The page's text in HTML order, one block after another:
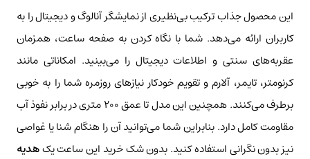
این محصول جذاب ترکیب بی‌نظیری از نمایشگر آنالوگ و دیجیتال را به
کاربران ارائه می‌دهد. شما با نگاه کردن به صفحه ساعت، همزمان
عقربه‌های سنتی و اطلاعات دیجیتال را می‌بینید. امکاناتی مانند
کرنومتر، تایمر، آلارم و تقویم خودکار نیازهای روزمره شما را به خوبی
برطرف می‌کنند. همچنین این مدل تا عمق ۲۰۰ متری در برابر نفوذ آب
مقاومت کامل دارد. بنابراین شما می‌توانید آن را هنگام شنا یا غواصی
نیز بدون نگرانی استفاده کنید. بدون شک خرید این ساعت یکهدیه